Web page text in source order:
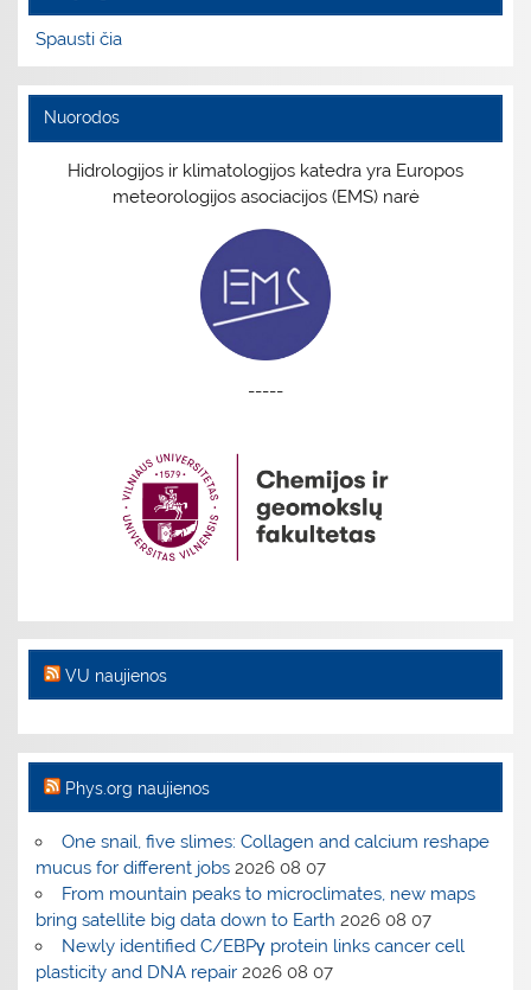
Spausti čia
Nuorodos
Hidrologijos ir klimatologijos katedra yra Europos
meteorologijos asociacijos (EMS) narė
-----
VU naujienos
Phys.org naujienos
One snail, five slimes: Collagen and calcium reshape
mucus for different jobs 2026 08 07
From mountain peaks to microclimates, new maps
bring satellite big data down to Earth 2026 08 07
Newly identified C/EBPγ protein links cancer cell
plasticity and DNA repair 2026 08 07